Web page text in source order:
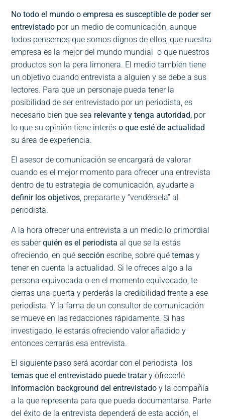
No todo el mundo o empresa es susceptible de poder ser
entrevistado por un medio de comunicación, aunque
todos pensemos que somos dignos de ellos, que nuestra
empresa es la mejor del mundo mundial o que nuestros
productos son la pera limonera. El medio también tiene
un objetivo cuando entrevista a alguien y se debe a sus
lectores. Para que un personaje pueda tener la
posibilidad de ser entrevistado por un periodista, es
necesario bien que sea relevante y tenga autoridad, por
lo que su opinión tiene interéso que esté de actualidad
su área de experiencia.
El asesor de comunicación se encargará de valorar
cuando es el mejor momento para ofrecer una entrevista
dentro de tu estrategia de comunicación, ayudarte a
definir los objetivos, prepararte y “vendérsela” al
periodista.
A la hora ofrecer una entrevista a un medio lo primordial
es saberquién es el periodistaal que se la estás
ofreciendo, en quésección escribe, sobre quétemas y
tener en cuenta la actualidad. Si le ofreces algo a la
persona equivocada o en el momento equivocado, te
cierras una puerta y perderás la credibilidad frente a ese
periodista. Y la fama de un consultor de comunicación
se mueve en las redacciones rápidamente. Si has
investigado, le estarás ofreciendo valor añadido y
entonces cerrarás esa entrevista.
El siguiente paso será acordar con el periodista los
temas que el entrevistado puede tratary ofrecerle
información background del entrevistado y la compañía
a la que representa para que pueda documentarse. Parte
del éxito de la entrevista dependerá de esta acción, el